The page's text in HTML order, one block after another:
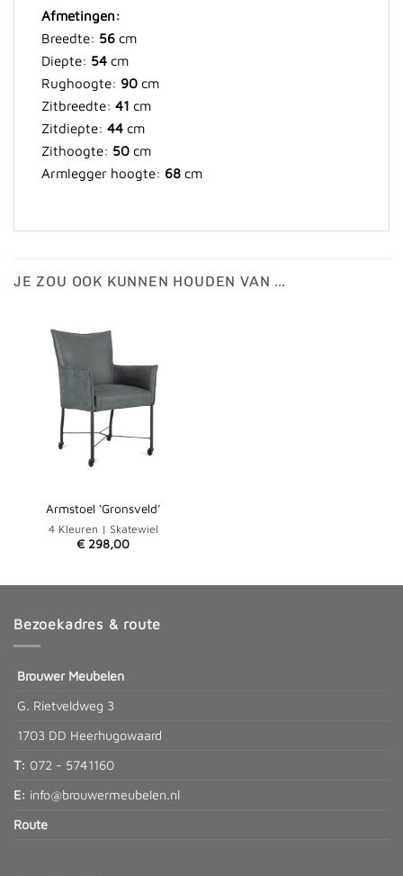
Afmetingen:
Breedte: 56 cm
Diepte: 54 cm
Rughoogte: 90 cm
Zitbreedte: 41 cm
Zitdiepte: 44 cm
Zithoogte: 50 cm
Armlegger hoogte: 68 cm
JE ZOU OOK KUNNEN HOUDEN VAN …
Armstoel ‘Gronsveld’
4 Kleuren | Skatewiel
€ 298,00
Bezoekadres & route
Brouwer Meubelen
G. Rietveldweg 3
1703 DD Heerhugowaard
T: 072 - 5741160
E: info@brouwermeubelen.nl
Route